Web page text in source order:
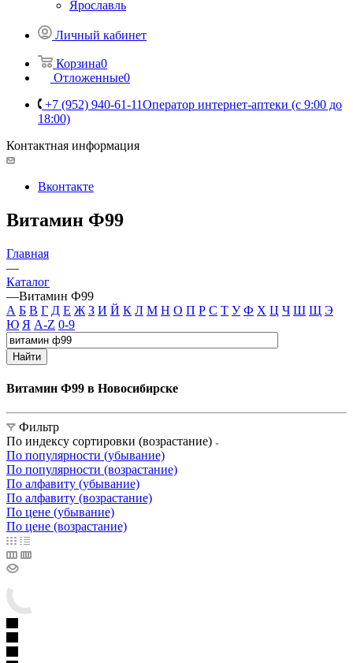
Ярославль
Личный кабинет
Корзина0
Отложенные0
+7 (952) 940-61-11Оператор интернет-аптеки (с 9:00 до
18:00)
Контактная информация
Вконтакте
Витамин Ф99
Главная
—
Каталог
—Витамин Ф99
А Б В Г Д Е Ж З И Й К Л М Н О П Р С Т У Ф Х Ц Ч Ш Щ Э
Ю Я A-Z 0-9
Найти
Витамин Ф99 в Новосибирске
Фильтр
По индексу сортировки (возрастание)
По популярности (убывание)
По популярности (возрастание)
По алфавиту (убывание)
По алфавиту (возрастание)
По цене (убывание)
По цене (возрастание)